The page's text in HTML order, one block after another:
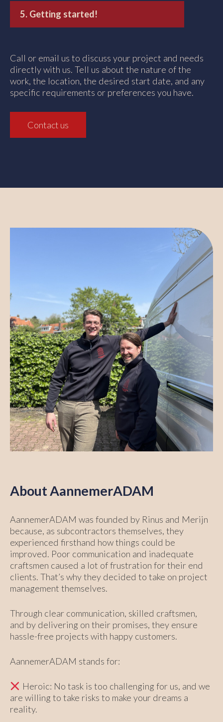
5. Getting started!
Call or email us to discuss your project and needs
directly with us. Tell us about the nature of the
work, the location, the desired start date, and any
specific requirements or preferences you have.
Contact us
About AannemerADAM
AannemerADAM was founded by Rinus and Merijn
because, as subcontractors themselves, they
experienced firsthand how things could be
improved. Poor communication and inadequate
craftsmen caused a lot of frustration for their end
clients. That’s why they decided to take on project
management themselves.
Through clear communication, skilled craftsmen,
and by delivering on their promises, they ensure
hassle-free projects with happy customers.
AannemerADAM stands for:
Heroic: No task is too challenging for us, and we
are willing to take risks to make your dreams a
reality.